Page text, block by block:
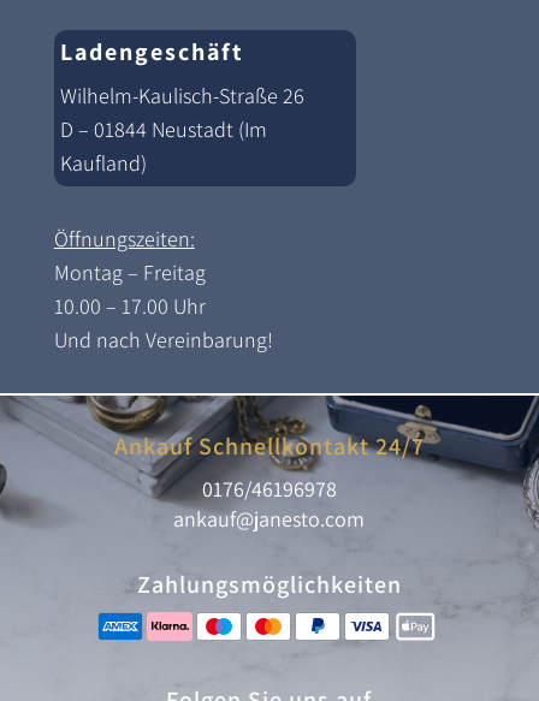
Ladengeschäft
Wilhelm-Kaulisch-Straße 26
D – 01844 Neustadt (Im
Kaufland)
Öffnungszeiten:
Montag – Freitag
10.00 – 17.00 Uhr
Und nach Vereinbarung!
Ankauf Schnellkontakt 24/7
0176/46196978
ankauf@janesto.com
Zahlungsmöglichkeiten